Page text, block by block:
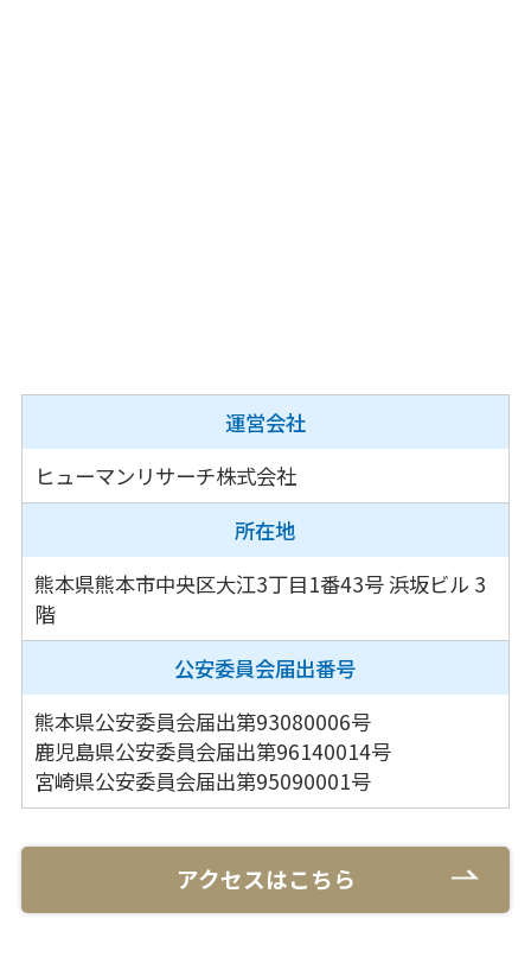
運営会社
ヒューマンリサーチ株式会社
所在地
熊本県熊本市中央区大江3丁目1番43号浜坂ビル 3
階
公安委員会届出番号
熊本県公安委員会届出第93080006号
鹿児島県公安委員会届出第96140014号
宮崎県公安委員会届出第95090001号
アクセスはこちら